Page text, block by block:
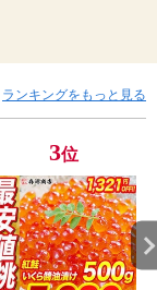
ランキングをもっと見る
3位